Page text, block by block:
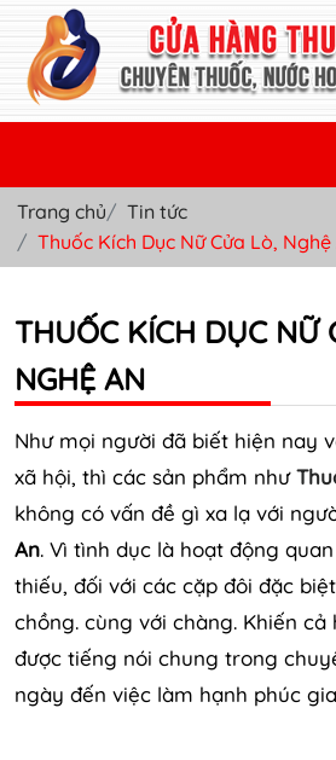
TRANG CHỦ
THUỐC KÍCH DỤC NỮ
THUỐC NƯỚC KÍCH DỤC NAM
THUỐC VIÊN KÍCH DỤC NAM
SẢN PHẨM KHÁC
TIN TỨC & BLOG
Trang chủ
Tin tức
Thuốc Kích Dục Nữ Cửa Lò, Nghệ
THUỐC KÍCH DỤC NỮ
NGHỆ AN
Như mọi người đã biết hiện nay
xã hội, thì các sản phẩm như
không có vấn đề gì xa lạ với
An. Vì tình dục là hoạt động
thiếu, đối với các cặp đôi đặc
chồng. cùng với chàng. Khiến cả
được tiếng nói chung trong
ngày đến việc làm hạnh phúc